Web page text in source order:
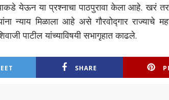
येऊन या प्रश्नाचा पाठपुरावा केला आहे. खरं
न्याय मिळाला आहे असे गौरवोद्गार राज्याचे
पाटील यांच्याविषयी सभागृहात काढले.
SHARE